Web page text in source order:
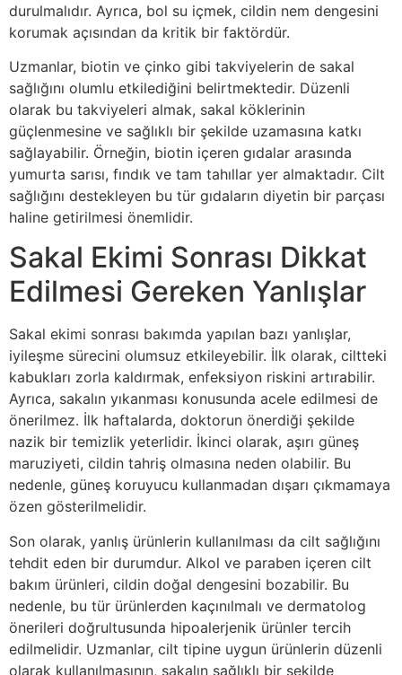
durulmalıdır. Ayrıca, bol su içmek, cildin nem dengesini
korumak açısından da kritik bir faktördür.
Uzmanlar, biotin ve çinko gibi takviyelerin de sakal
sağlığını olumlu etkilediğini belirtmektedir. Düzenli
olarak bu takviyeleri almak, sakal köklerinin
güçlenmesine ve sağlıklı bir şekilde uzamasına katkı
sağlayabilir. Örneğin, biotin içeren gıdalar arasında
yumurta sarısı, fındık ve tam tahıllar yer almaktadır. Cilt
sağlığını destekleyen bu tür gıdaların diyetin bir parçası
haline getirilmesi önemlidir.
Sakal Ekimi Sonrası Dikkat
Edilmesi Gereken Yanlışlar
Sakal ekimi sonrası bakımda yapılan bazı yanlışlar,
iyileşme sürecini olumsuz etkileyebilir. İlk olarak, ciltteki
kabukları zorla kaldırmak, enfeksiyon riskini artırabilir.
Ayrıca, sakalın yıkanması konusunda acele edilmesi de
önerilmez. İlk haftalarda, doktorun önerdiği şekilde
nazik bir temizlik yeterlidir. İkinci olarak, aşırı güneş
maruziyeti, cildin tahriş olmasına neden olabilir. Bu
nedenle, güneş koruyucu kullanmadan dışarı çıkmamaya
özen gösterilmelidir.
Son olarak, yanlış ürünlerin kullanılması da cilt sağlığını
tehdit eden bir durumdur. Alkol ve paraben içeren cilt
bakım ürünleri, cildin doğal dengesini bozabilir. Bu
nedenle, bu tür ürünlerden kaçınılmalı ve dermatolog
önerileri doğrultusunda hipoalerjenik ürünler tercih
edilmelidir. Uzmanlar, cilt tipine uygun ürünlerin düzenli
olarak kullanılmasının, sakalın sağlıklı bir şekilde